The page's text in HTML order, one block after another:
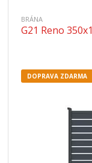
BRÁNA
G21 Reno
DOPRAVA ZDARMA